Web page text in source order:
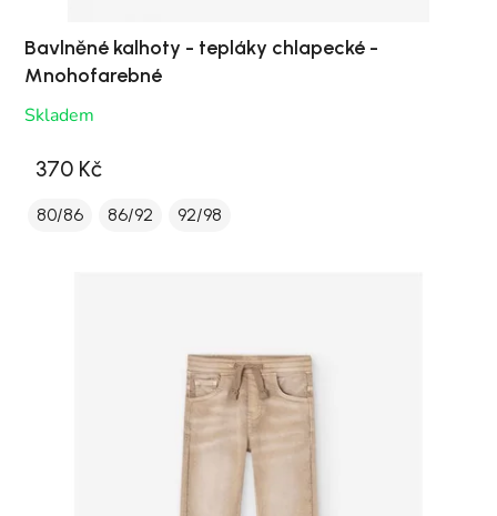
Bavlněné kalhoty - tepláky chlapecké -
Mnohofarebné
Skladem
370 Kč
80/86 86/92 92/98